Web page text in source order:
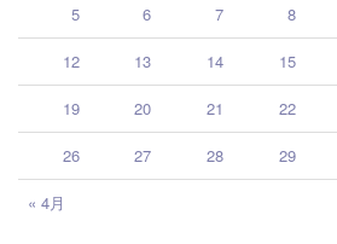
« 4月
5 6 7 8
12 13 14 15
19 20 21 22
26 27 28 29